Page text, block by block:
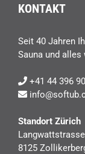
KONTAKT
Seit 40 Jahren
Sauna und alles
+41 44 396
Standort Zürich
8125